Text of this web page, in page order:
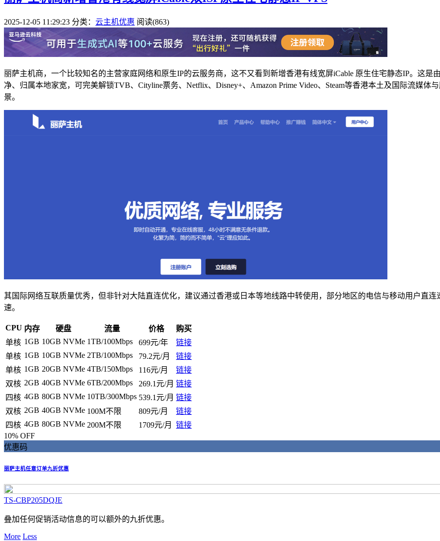
2025-12-05 11:29:23 分类： 云主机优惠 阅读(863)
丽萨主机商，一个比较知名的主营家庭网络和原生IP的云服务商，这不又看到新增香港有线宽屏iCable 原生住宅静态IP​。这
净、归属本地家宽，可完美解锁TVB、Cityline票务、Netflix、Disney+、Amazon Prime Video、Steam等香港本土及国际流媒体
景。
其国际网络互联质量优秀，但非针对大陆直连优化，建议通过香港或日本等地线路中转使用，部分地区的电信与移动用户直
速。
CPU 内存 硬盘 流量 价格
购买
单核 1GB 10GB NVMe 1TB/100Mbps 699元/年
链接
单核 1GB 10GB NVMe 2TB/100Mbps 79.2元/月
链接
单核 1GB 20GB NVMe 4TB/150Mbps 116元/月
链接
双核 2GB 40GB NVMe 6TB/200Mbps 269.1元/月 链接
四核 4GB 80GB NVMe 10TB/300Mbps 539.1元/月 链接
双核 2GB 40GB NVMe 100M不限 809元/月
链接
四核 4GB 80GB NVMe 200M不限 1709元/月
链接
10% OFF
优惠码
丽萨主机任意订单九折优惠
TS-CBP205DQJE
叠加任何促销活动信息的可以额外的九折优惠。
More Less